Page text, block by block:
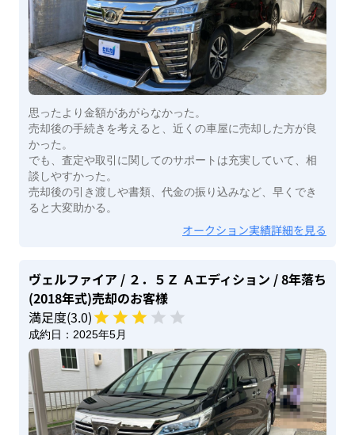
思ったより金額があがらなかった。
売却後の手続きを考えると、近くの車屋に売却した方が良
かった。
でも、査定や取引に関してのサポートは充実していて、相
談しやすかった。
売却後の引き渡しや書類、代金の振り込みなど、早くでき
ると大変助かる。
オークション実績詳細を見る
ヴェルファイア / ２．５Ｚ Ａエディション / 8年落ち
(2018年式)売却のお客様
満足度(3.0)
成約日： 2025年5月